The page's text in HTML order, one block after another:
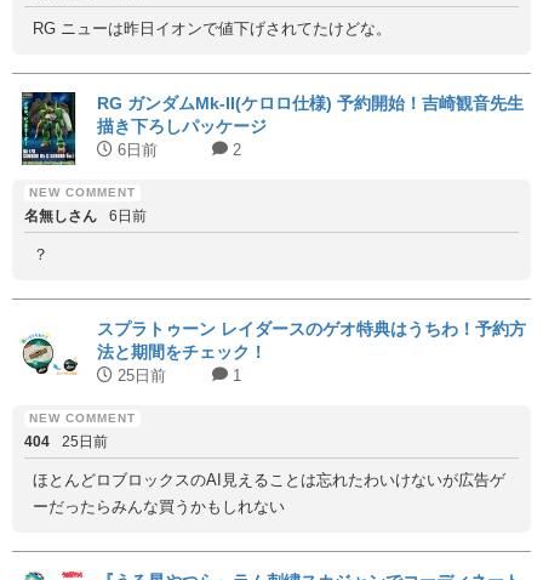
RG ニューは昨日イオンで値下げされてたけどな。
RG ガンダムMk-II(ケロロ仕様) 予約開始！吉崎観音先生
描き下ろしパッケージ
6日前 2
名無しさん 6日前
？
スプラトゥーン レイダースのゲオ特典はうちわ！予約方
法と期間をチェック！
25日前 1
404 25日前
ほとんどロブロックスのAI見えることは忘れたわいけないが広告ゲ
ーだったらみんな買うかもしれない